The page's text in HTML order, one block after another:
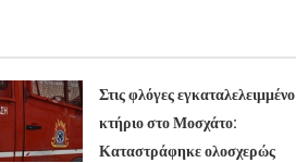
Στις φλόγες εγκαταλελειμμένο
κτήριο στο Μοσχάτο:
Καταστράφηκε ολοσχερώς